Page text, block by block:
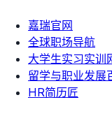
嘉瑞官网
全球职场导航
大学生实习实训
留学与职业发展
HR简历匠